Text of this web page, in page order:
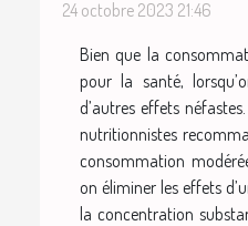
24 octobre 2023 21:46
Bien que la
pour la santé,
d’autres effets
nutritionnistes
consommation
on éliminer les effets
la concentration